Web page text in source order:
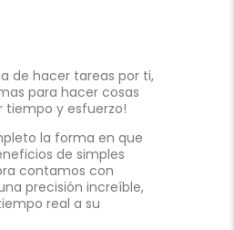
de hacer tareas por ti,
para hacer cosas
tiempo y esfuerzo!
la forma en que
de simples
contamos con
precisión increíble,
real a su